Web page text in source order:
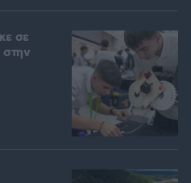
σε
στην